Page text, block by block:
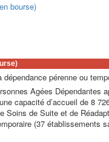
bourse)
pérenne ou
Agées
capacité d’accueil de 8
de Suite et de
(37 établissements